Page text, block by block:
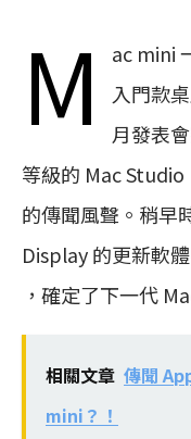
M
ac mini
入門款
月發表
等級的 Mac
的傳聞風聲。稍早
Display 的更新軟
，確定了下一代
相關文章 傳聞
mini？！